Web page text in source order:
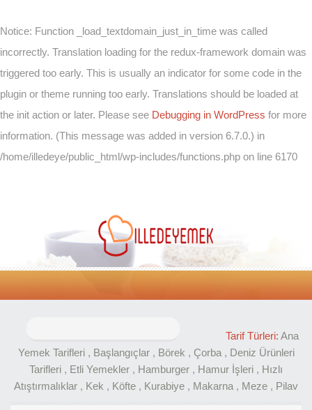
Notice: Function _load_textdomain_just_in_time was called
incorrectly. Translation loading for the redux-framework domain was
triggered too early. This is usually an indicator for some code in the
plugin or theme running too early. Translations should be loaded at
the init action or later. Please see Debugging in WordPress for more
information. (This message was added in version 6.7.0.) in
/home/illedeye/public_html/wp-includes/functions.php on line 6170
Tarif Türleri: Ana
Yemek Tarifleri, Başlangıçlar, Börek , Çorba, Deniz Ürünleri
Tarifleri , Etli Yemekler , Hamburger , Hamur İşleri , Hızlı
Atıştırmalıklar , Kek , Köfte , Kurabiye , Makarna , Meze , Pilav